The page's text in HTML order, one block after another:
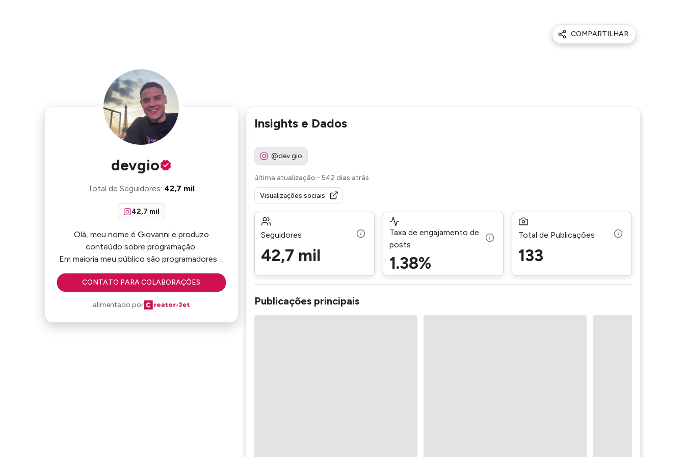
COMPARTILHAR
devgio
Total de Seguidores: 42,7 mil
42,7 mil
Olá, meu nome é Giovanni e produzo
conteúdo sobre programação.
Em maioria meu público são programadores e
estudantes de programação.
A rede que mais utilizo é o instagram mas
50k de seguidores no tiktok
19.2k de inscritos no youtube
CONTATO PARA COLABORAÇÕES
alimentado por
Insights e Dados
@dev.gio
última atualização - 542 dias atrás
Visualizações sociais
Seguidores
42,7 mil
Taxa de engajamento de
posts
1.38%
Total de Publicações
133
Publicações principais